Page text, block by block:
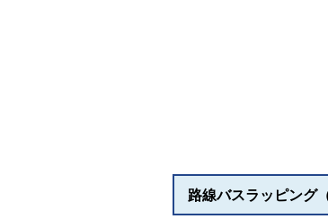
路線バスラッピング